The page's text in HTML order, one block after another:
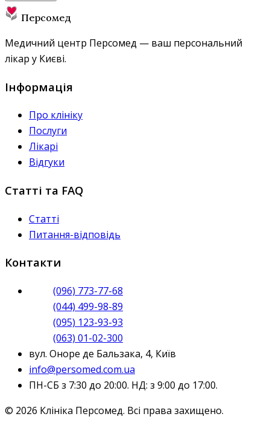
Персомед
Медичний центр Персомед — ваш персональний
лікар у Києві.
Інформація
Про клініку
Послуги
Лікарі
Відгуки
Статті та FAQ
Статті
Питання-відповідь
Контакти
(096) 773-77-68
(044) 499-98-89
(095) 123-93-93
(063) 01-02-300
вул. Оноре де Бальзака, 4, Київ
info@persomed.com.ua
ПН-СБ з 7:30 до 20:00. НД: з 9:00 до 17:00.
© 2026 Клініка Персомед. Всі права захищено.